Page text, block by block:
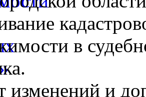
в
изменений и